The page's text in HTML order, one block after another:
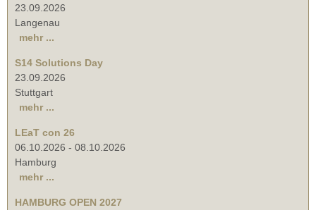
23.09.2026
Langenau
mehr ...
S14 Solutions Day
23.09.2026
Stuttgart
mehr ...
LEaT con 26
06.10.2026 - 08.10.2026
Hamburg
mehr ...
HAMBURG OPEN 2027